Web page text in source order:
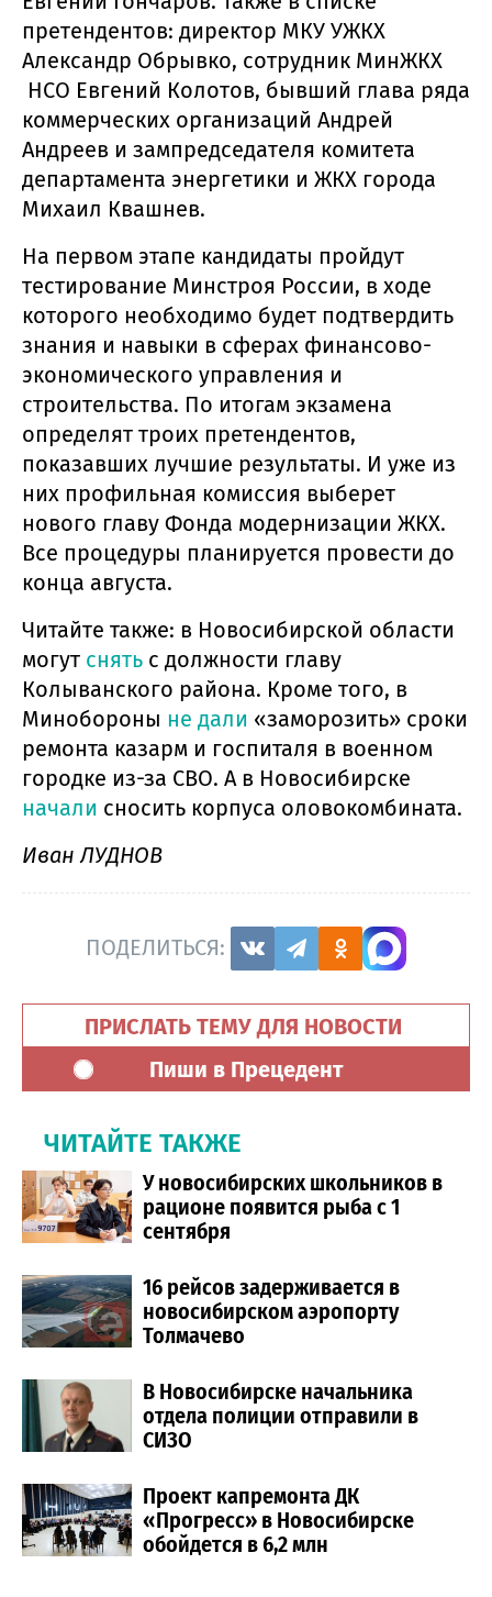
претендентов: директор МКУ УЖКХ
Александр Обрывко, сотрудник МинЖКХ
НСО Евгений Колотов, бывший глава ряда
коммерческих организаций Андрей
Андреев и зампредседателя комитета
департамента энергетики и ЖКХ города
Михаил Квашнев.
На первом этапе кандидаты пройдут
тестирование Минстроя России, в ходе
которого необходимо будет подтвердить
знания и навыки в сферах финансово-
экономического управления и
строительства. По итогам экзамена
определят троих претендентов,
показавших лучшие результаты. И уже из
них профильная комиссия выберет
нового главу Фонда модернизации ЖКХ.
Все процедуры планируется провести до
конца августа.
Читайте также: в Новосибирской области
могут снять с должности главу
Колыванского района. Кроме того, в
Минобороны не дали «заморозить» сроки
ремонта казарм и госпиталя в военном
городке из-за СВО. А в Новосибирске
начали сносить корпуса оловокомбината.
Иван ЛУДНОВ
ПОДЕЛИТЬСЯ:
ПРИСЛАТЬ ТЕМУ ДЛЯ НОВОСТИ
Пиши в Прецедент
ЧИТАЙТЕ ТАКЖЕ
У новосибирских школьников в
рационе появится рыба с 1
сентября
16 рейсов задерживается в
новосибирском аэропорту
Толмачево
В Новосибирске начальника
отдела полиции отправили в
СИЗО
Проект капремонта ДК
«Прогресс» в Новосибирске
обойдется в 6,2 млн